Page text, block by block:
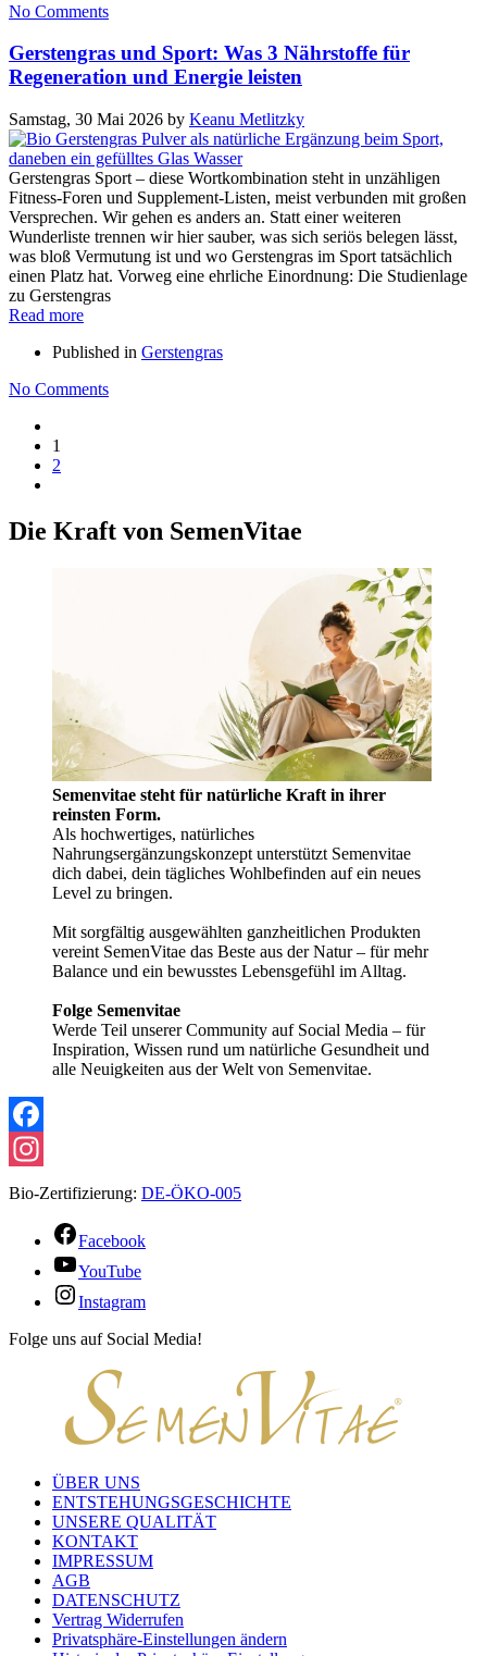
No Comments
Gerstengras und Sport: Was 3 Nährstoffe für
Regeneration und Energie leisten
Samstag, 30 Mai 2026 by Keanu Metlitzky
Gerstengras Sport – diese Wortkombination steht in unzähligen
Fitness-Foren und Supplement-Listen, meist verbunden mit großen
Versprechen. Wir gehen es anders an. Statt einer weiteren
Wunderliste trennen wir hier sauber, was sich seriös belegen lässt,
was bloß Vermutung ist und wo Gerstengras im Sport tatsächlich
einen Platz hat. Vorweg eine ehrliche Einordnung: Die Studienlage
zu Gerstengras
Read more
Published in Gerstengras
No Comments
1
2
Die Kraft von SemenVitae
Semenvitae steht für natürliche Kraft in ihrer
reinsten Form.
Als hochwertiges, natürliches
Nahrungsergänzungskonzept unterstützt Semenvitae
dich dabei, dein tägliches Wohlbefinden auf ein neues
Level zu bringen.
Mit sorgfältig ausgewählten ganzheitlichen Produkten
vereint SemenVitae das Beste aus der Natur – für mehr
Balance und ein bewusstes Lebensgefühl im Alltag.
Folge Semenvitae
Werde Teil unserer Community auf Social Media – für
Inspiration, Wissen rund um natürliche Gesundheit und
alle Neuigkeiten aus der Welt von Semenvitae.
Facebook
Instagram
Bio-Zertifizierung: DE-ÖKO-005
Facebook
YouTube
Instagram
Folge uns auf Social Media!
ÜBER UNS
ENTSTEHUNGSGESCHICHTE
UNSERE QUALITÄT
KONTAKT
IMPRESSUM
AGB
DATENSCHUTZ
Vertrag Widerrufen
Privatsphäre-Einstellungen ändern